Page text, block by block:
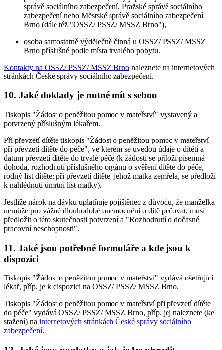
správě sociálního zabezpečení, Pražské správě sociálního
zabezpečení nebo Městské správě sociálního zabezpečení
Brno (dále též "OSSZ/ PSSZ/ MSSZ Brno"),
osoba samostatně výdělečně činná u OSSZ/ PSSZ/ MSSZ
Brno příslušné podle místa trvalého pobytu.
Kontakty na OSSZ/ PSSZ/ MSSZ Brno naleznete na internetových
stránkách České správy sociálního zabezpečení.
10. Jaké doklady je nutné mít s sebou
Tiskopis "Žádost o peněžitou pomoc v mateřství" vystavený a
potvrzený příslušným lékařem.
Při převzetí dítěte tiskopis "Žádost o peněžitou pomoc v mateřství
při převzetí dítěte do péče", ve kterém se uvedou údaje o dítěti a
datum převzetí dítěte do trvalé péče (k žádosti se přiloží písemná
dohoda, rozhodnutí příslušného orgánu o svěření dítěte do péče,
rodný list dítěte; při převzetí dítěte, jehož matka zemřela, se předloží
k nahlédnutí úmrtní list matky).
Jestliže nárok na dávku uplatňuje pojištěnec z důvodu, že manželka
nemůže pro vážné dlouhodobé onemocnění o dítě pečovat, musí
předložit o této skutečnosti potvrzení a "Rozhodnutí o dočasné
pracovní neschopnosti".
11. Jaké jsou potřebné formuláře a kde jsou k
dispozici
Tiskopis "Žádost o peněžitou pomoc v mateřství" vydává ošetřující
lékař, příp. je k dispozici na OSSZ/ PSSZ/ MSSZ Brno.
Tiskopis "Žádost o peněžitou pomoc v mateřství při převzetí dítěte
do péče" vydává OSSZ/ PSSZ/ MSSZ Brno, příp. jej naleznete (ke
stažení) na internetových stránkách České správy sociálního
zabezpečení.